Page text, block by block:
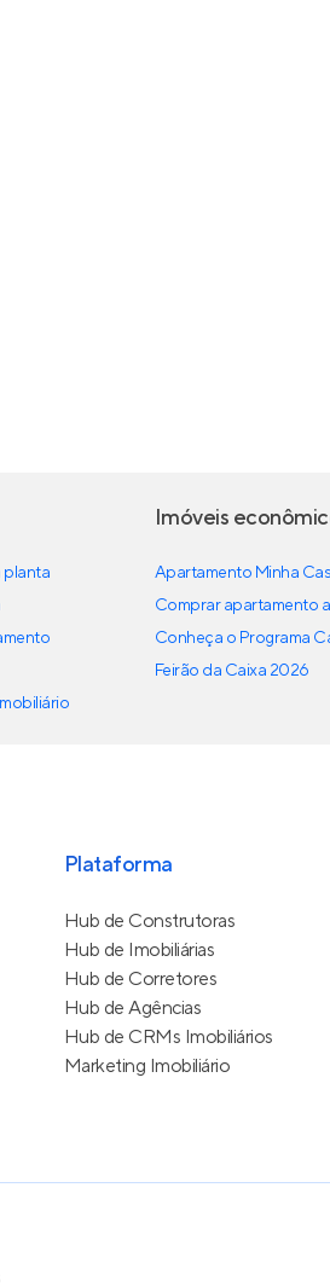
planta
Imóveis
Apartamento Minha
Comprar apartamento
Conheça o Programa
Feirão da Caixa 2026
Plataforma
Hub de Construtoras
Hub de Imobiliárias
Hub de Corretores
Hub de Agências
Hub de CRMs Imobiliários
Marketing Imobiliário